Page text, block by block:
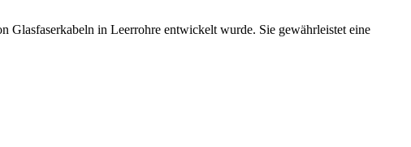
Glasfaserkabeln in Leerrohre entwickelt wurde. Sie gewährleistet eine